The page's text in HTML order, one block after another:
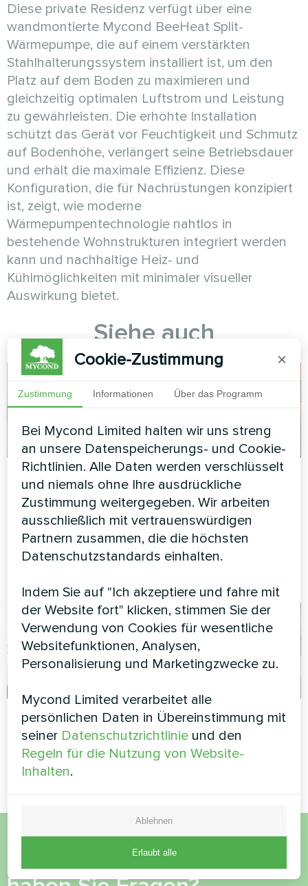
Diese private Residenz verfügt über eine
wandmontierte Mycond BeeHeat Split-
Wärmepumpe, die auf einem verstärkten
Stahlhalterungssystem installiert ist, um den
Platz auf dem Boden zu maximieren und
gleichzeitig optimalen Luftstrom und Leistung
zu gewährleisten. Die erhöhte Installation
schützt das Gerät vor Feuchtigkeit und Schmutz
auf Bodenhöhe, verlängert seine Betriebsdauer
und erhält die maximale Effizienz. Diese
Konfiguration, die für Nachrüstungen konzipiert
ist, zeigt, wie moderne
Wärmepumpentechnologie nahtlos in
bestehende Wohnstrukturen integriert werden
kann und nachhaltige Heiz- und
Kühlmöglichkeiten mit minimaler visueller
Auswirkung bietet.
Siehe auch
Autowäsche
Split-Wärmepumpe Serie
Mycond Hevi
Einfamilienhaus mit
Mycond Split
Wärmepumpen der
BeeSmart Serie
MyCond Split Wärmepumpen
Büro
Split-Wärmepumpe Serie Artic
Home Smart
Privates Haus
Artwork Design
Gebläsekonvektor Silent Serie
Möchten Sie kaufen oder
Cookie-Zustimmung ×
Zustimmung Informationen Über das Programm
Bei Mycond Limited halten wir uns streng
an unsere Datenspeicherungs- und Cookie-
Richtlinien. Alle Daten werden verschlüsselt
und niemals ohne Ihre ausdrückliche
Zustimmung weitergegeben. Wir arbeiten
ausschließlich mit vertrauenswürdigen
Partnern zusammen, die die höchsten
Datenschutzstandards einhalten.
Indem Sie auf "Ich akzeptiere und fahre mit
der Website fort" klicken, stimmen Sie der
Verwendung von Cookies für wesentliche
Websitefunktionen, Analysen,
Personalisierung und Marketingzwecke zu.
Mycond Limited verarbeitet alle
persönlichen Daten in Übereinstimmung mit
seiner Datenschutzrichtlinie und den
Regeln für die Nutzung von Website-
Inhalten.
Ablehnen
Erlaubt alle